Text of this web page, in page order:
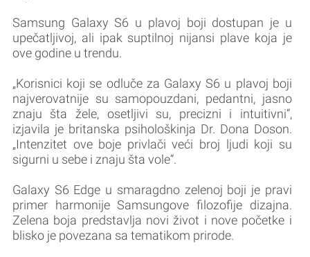
Samsung Galaxy S6 u plavoj boji dostupan je u
upečatljivoj, ali ipak suptilnoj nijansi plave koja je
ove godine u trendu.
„Korisnici koji se odluče za Galaxy S6 u plavoj boji
najverovatnije su samopouzdani, pedantni, jasno
znaju šta žele, osetljivi su, precizni i intuitivni“,
izjavila je britanska psihološkinja Dr. Dona Doson.
„Intenzitet ove boje privlači veći broj ljudi koji su
sigurni u sebe i znaju šta vole“.
Galaxy S6 Edge u smaragdno zelenoj boji je pravi
primer harmonije Samsungove filozofije dizajna.
Zelena boja predstavlja novi život i nove početke i
blisko je povezana sa tematikom prirode.